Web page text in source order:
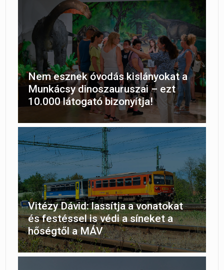
Nem esznek óvodás kislányokat a
Munkácsy dinoszauruszai – ezt
10.000 látogató bizonyítja!
Vitézy Dávid: lassítja a vonatokat
és festéssel is védi a síneket a
hőségtől a MÁV